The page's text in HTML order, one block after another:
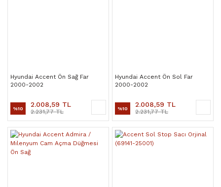
Hyundai Accent Ön Sağ Far
2000-2002
%10 2.008,59 TL
2.231,77 TL
Hyundai Accent Ön Sol Far
2000-2002
%10 2.008,59 TL
2.231,77 TL